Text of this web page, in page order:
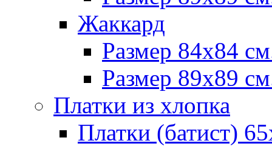
Жаккард
Размер 84х84
Размер 89х89
Платки из хлопка
Платки (батист)